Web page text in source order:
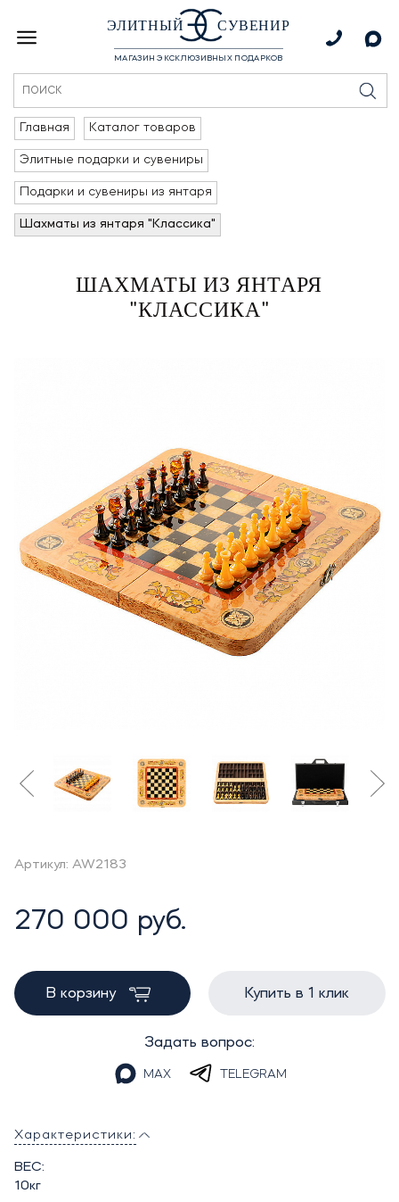
ЭЛИТНЫЙ СУВЕНИР
МАГАЗИН ЭКСКЛЮЗИВНЫХ ПОДАРКОВ
Главная Каталог товаров
Элитные подарки и сувениры
Подарки и сувениры из янтаря
Шахматы из янтаря "Классика"
ШАХМАТЫ ИЗ ЯНТАРЯ
"КЛАССИКА"
Артикул: AW2183
270 000 руб.
В корзину Купить в 1 клик
Задать вопрос:
MAX TELEGRAM
Характеристики:
ВЕС:
10кг